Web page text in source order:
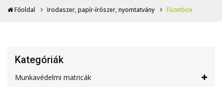
Főoldal Irodaszer, papír-írószer, nyomtatvány Füzetbox
Kategóriák
Munkavédelmi matricák